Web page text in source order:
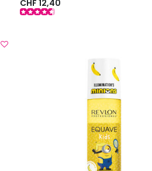
CHF 12,40